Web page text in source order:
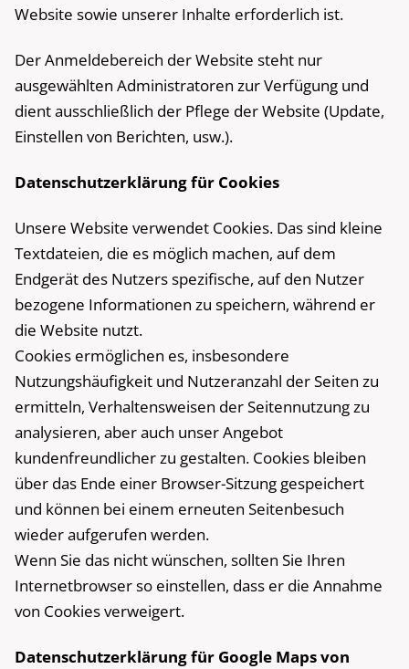
Website sowie unserer Inhalte erforderlich ist.
Der Anmeldebereich der Website steht nur
ausgewählten Administratoren zur Verfügung und
dient ausschließlich der Pflege der Website (Update,
Einstellen von Berichten, usw.).
Datenschutzerklärung für Cookies
Unsere Website verwendet Cookies. Das sind kleine
Textdateien, die es möglich machen, auf dem
Endgerät des Nutzers spezifische, auf den Nutzer
bezogene Informationen zu speichern, während er
die Website nutzt.
Cookies ermöglichen es, insbesondere
Nutzungshäufigkeit und Nutzeranzahl der Seiten zu
ermitteln, Verhaltensweisen der Seitennutzung zu
analysieren, aber auch unser Angebot
kundenfreundlicher zu gestalten. Cookies bleiben
über das Ende einer Browser-Sitzung gespeichert
und können bei einem erneuten Seitenbesuch
wieder aufgerufen werden.
Wenn Sie das nicht wünschen, sollten Sie Ihren
Internetbrowser so einstellen, dass er die Annahme
von Cookies verweigert.
Datenschutzerklärung für Google Maps von